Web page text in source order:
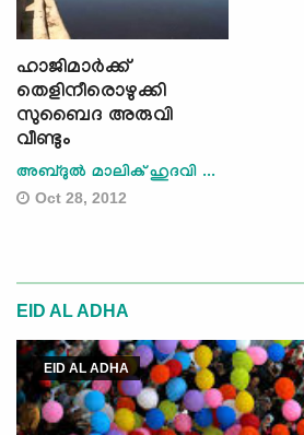
ഹാജിമാര്‍ക്ക്
തെളിനീരൊഴുക്കി
സുബൈദ അരുവി
വീണ്ടും
അബ്ദുല്‍ മാലിക് ഹുദവി ...
Oct 28, 2012
EID AL ADHA
EID AL ADHA